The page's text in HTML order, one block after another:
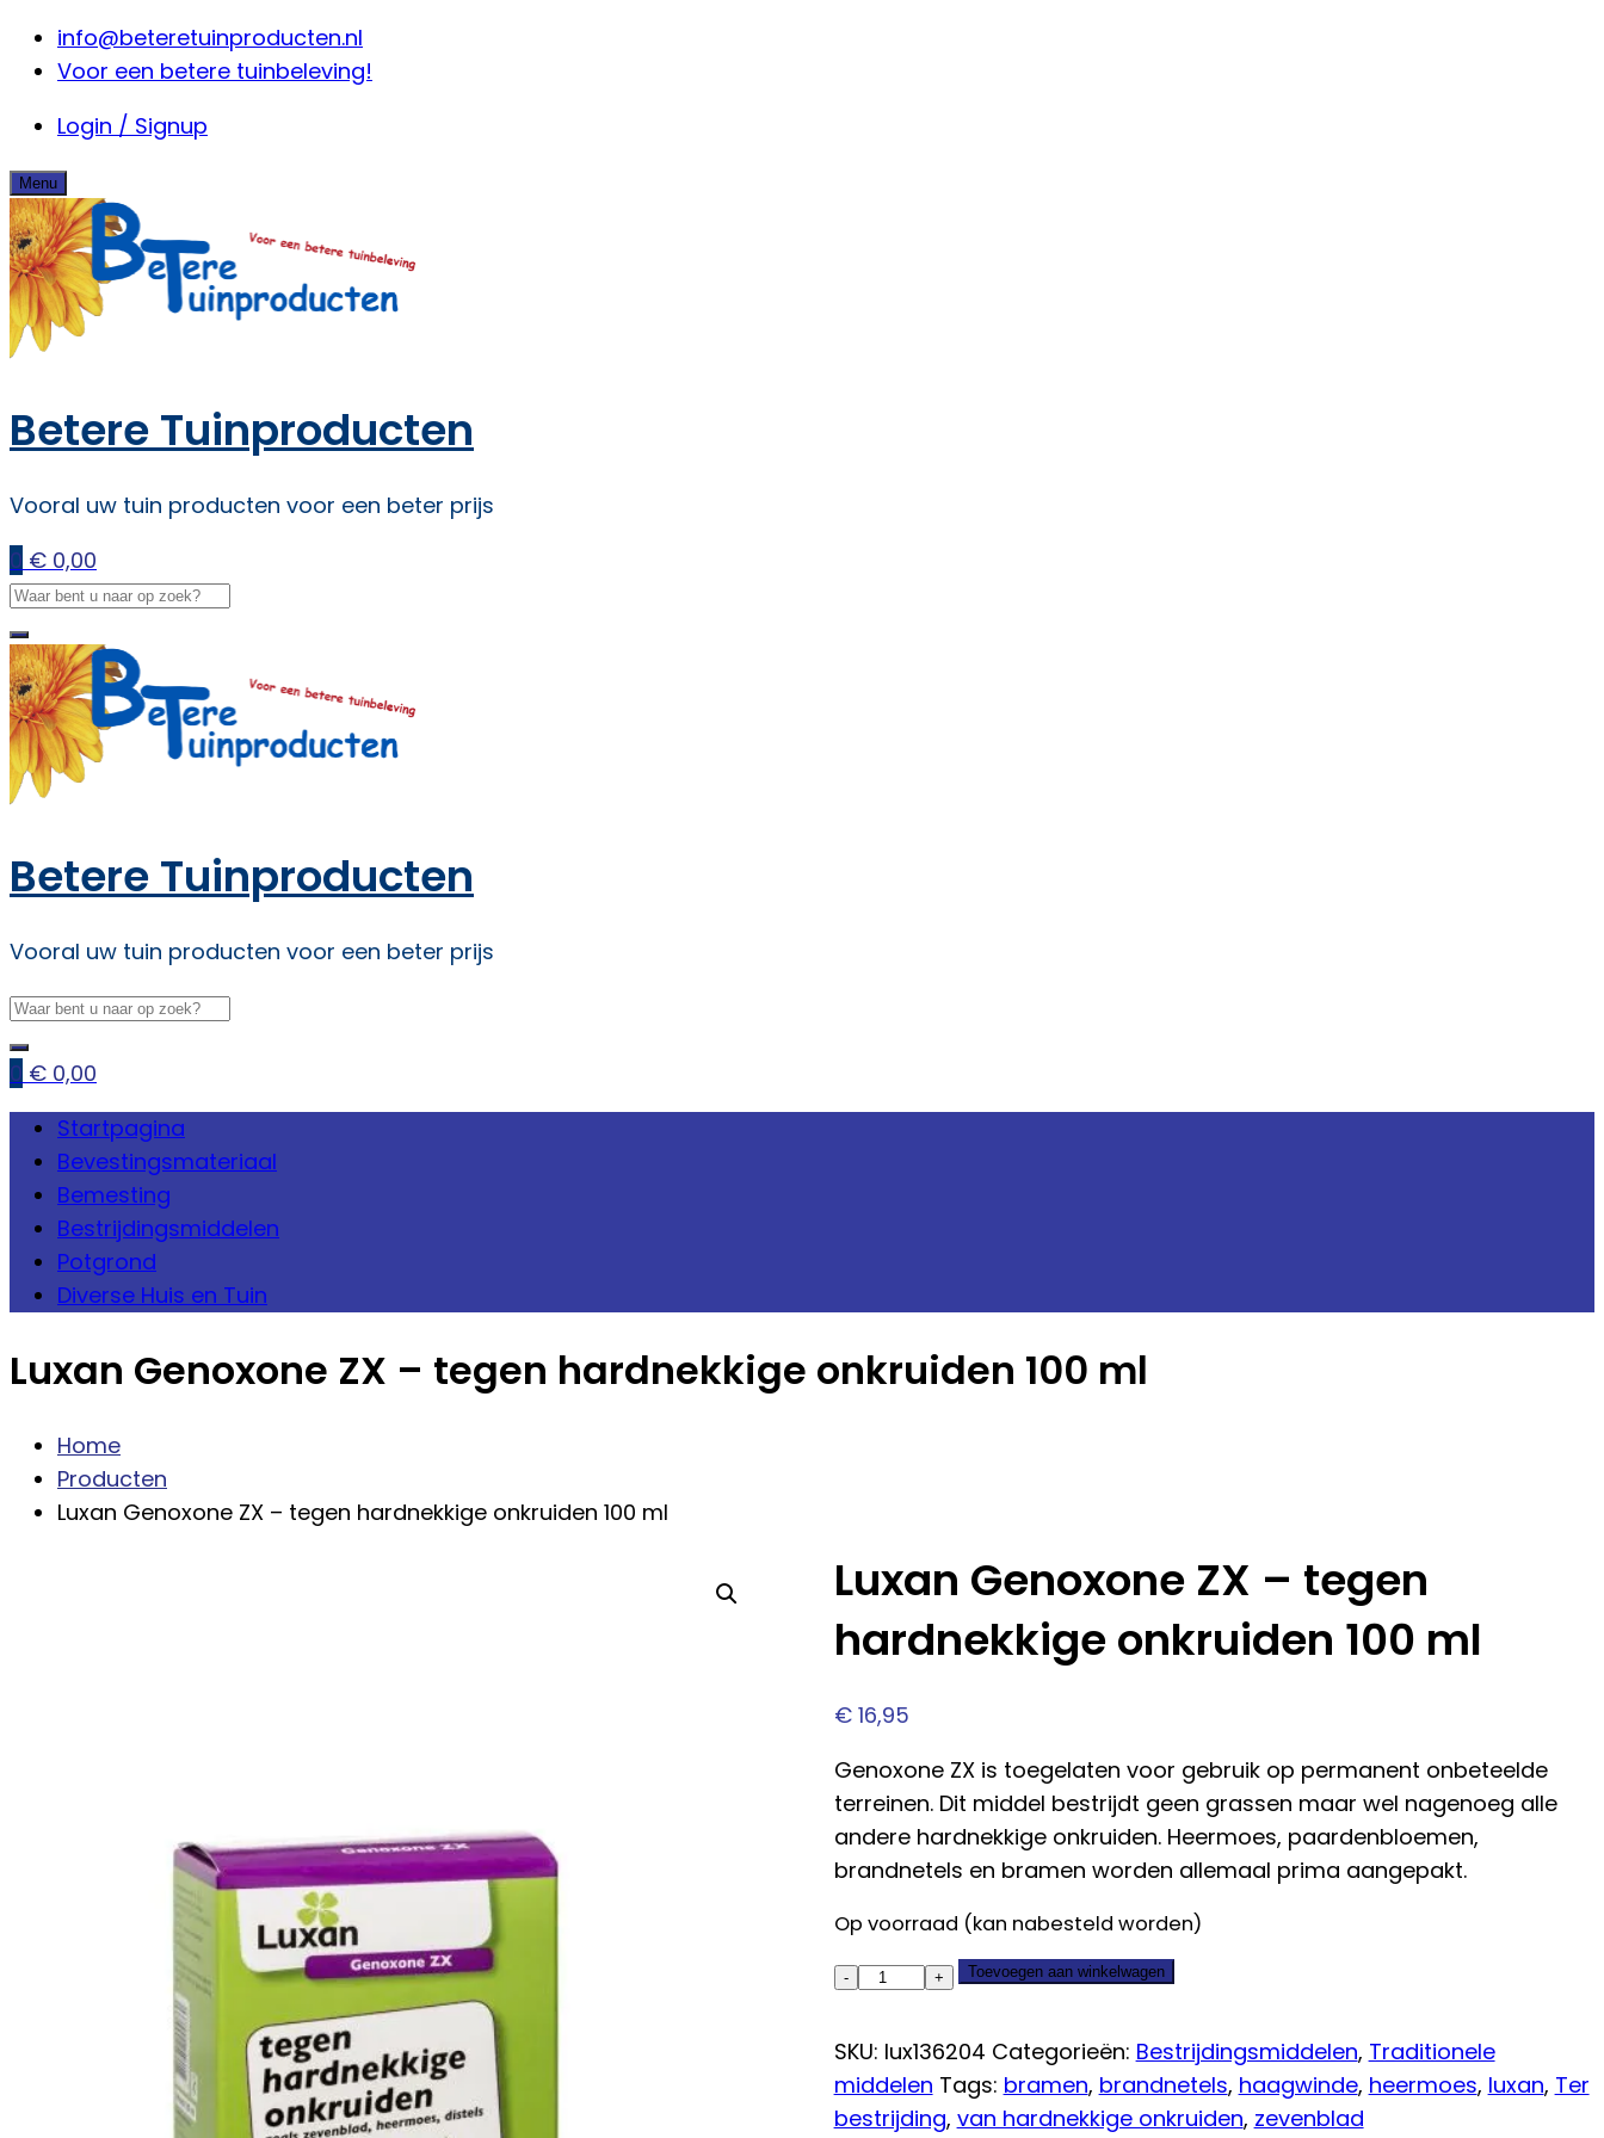
Skip info@beteretuinproducten.nl
Voor een betere tuinbeleving!
Login / Signup
Menu
Betere Tuinproducten
Vooral uw tuin producten voor een beter prijs
0 € 0,00
Betere Tuinproducten
Vooral uw tuin producten voor een beter prijs
0 € 0,00
Startpagina
Bevestingsmateriaal
Bemesting
Bestrijdingsmiddelen
Potgrond
Diverse Huis en Tuin
Luxan Genoxone ZX – tegen hardnekkige onkruiden 100 ml
Home
Producten
Luxan Genoxone ZX – tegen hardnekkige onkruiden 100 ml
Luxan Genoxone ZX – tegen
hardnekkige onkruiden 100 ml
€16,95
Genoxone ZX is toegelaten voor gebruik op permanent onbeteelde
terreinen. Dit middel bestrijdt geen grassen maar wel nagenoeg alle
andere hardnekkige onkruiden. Heermoes, paardenbloemen,
brandnetels en bramen worden allemaal prima aangepakt.
Op voorraad (kan nabesteld worden)
Luxan
ZX
-
tegen
Toevoegen aan winkelwagen
SKU: lux136204 Categorieën: Bestrijdingsmiddelen, Traditionele
middelen Tags: bramen, brandnetels, haagwinde, heermoes, luxan, Ter
bestrijding, van hardnekkige onkruiden, zevenblad